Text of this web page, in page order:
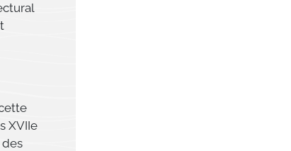
XVIIe
des